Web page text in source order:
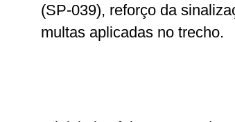
(SP-039), reforço da
multas aplicadas no trecho.